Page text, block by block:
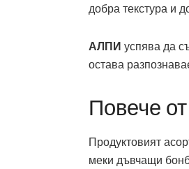
добра текстура и
АЛПИ успява да
остава
Повече
Продуктовият
меки дъвчащи